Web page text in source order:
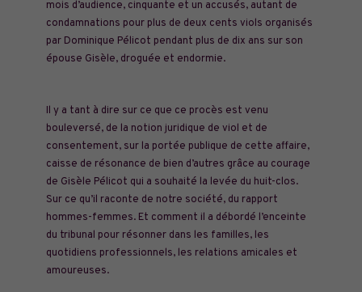
mois d’audience, cinquante et un accusés, autant de
condamnations pour plus de deux cents viols organisés
par Dominique Pélicot pendant plus de dix ans sur son
épouse Gisèle, droguée et endormie.
Il y a tant à dire sur ce que ce procès est venu
bouleversé, de la notion juridique de viol et de
consentement, sur la portée publique de cette affaire,
caisse de résonance de bien d’autres grâce au courage
de Gisèle Pélicot qui a souhaité la levée du huit-clos.
Sur ce qu’il raconte de notre société, du rapport
hommes-femmes. Et comment il a débordé l’enceinte
du tribunal pour résonner dans les familles, les
quotidiens professionnels, les relations amicales et
amoureuses.